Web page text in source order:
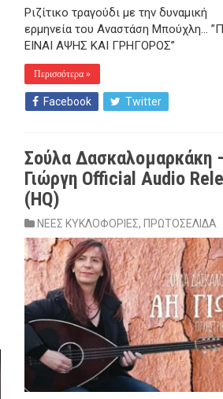
Ριζίτικο τραγούδι με την δυναμική
ερμηνεία του Αναστάση Μπούχλη…
ΕΙΝΑΙ ΑΨΗΣ ΚΑΙ ΓΡΗΓΟΡΟΣ”
Περισσότερα »
Facebook Twitter
Σούλα Δασκαλομαρκάκη
Γιώργη Official Audio
(HQ)
ΝΕΕΣ ΚΥΚΛΟΦΟΡΙΕΣ, ΠΡΩΤΟΣΕΛΙΔΑ